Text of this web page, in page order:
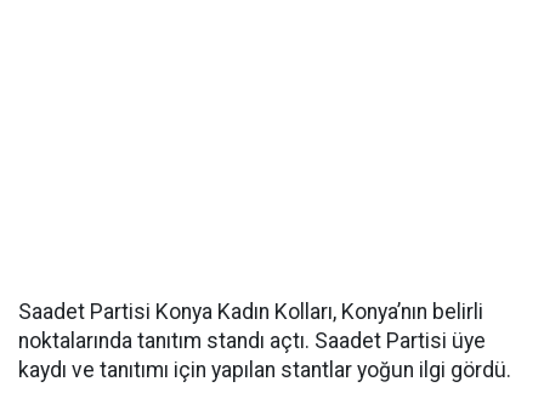
Saadet Partisi Konya Kadın Kolları, Konya’nın belirli
noktalarında tanıtım standı açtı. Saadet Partisi üye
kaydı ve tanıtımı için yapılan stantlar yoğun ilgi gördü.